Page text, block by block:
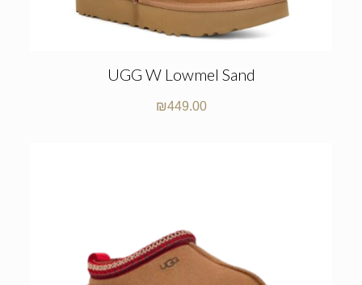
UGG W Lowmel Sand
₪449.00